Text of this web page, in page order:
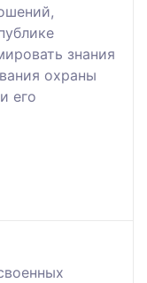
знания
охраны
его